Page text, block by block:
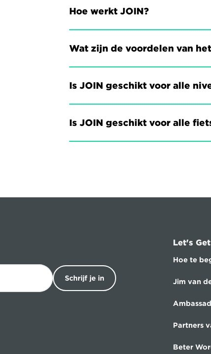
Hoe werkt JOIN?
Wat zijn de voordelen van
Is JOIN geschikt voor alle
Is JOIN geschikt voor alle
Schrijf je in
Let's
Hoe te
Jim van
Partners
Beter